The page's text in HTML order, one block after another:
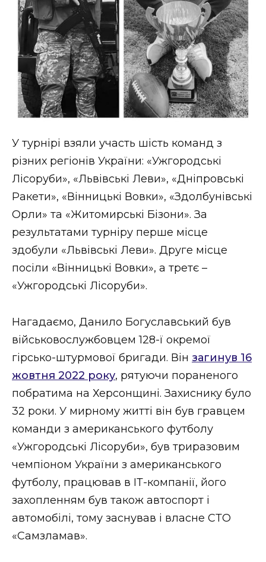
У турнірі взяли участь шість команд з
різних регіонів України: «Ужгородські
Лісоруби», «Львівські Леви», «Дніпровські
Ракети», «Вінницькі Вовки», «Здолбунівські
Орли» та «Житомирські Бізони». За
результатами турніру перше місце
здобули «Львівські Леви». Друге місце
посіли «Вінницькі Вовки», а третє –
«Ужгородські Лісоруби».
Нагадаємо, Данило Богуславський був
військовослужбовцем 128-ї окремої
гірсько-штурмової бригади. Він загинув 16
жовтня 2022 року, рятуючи пораненого
побратима на Херсонщині. Захиснику було
32 роки. У мирному житті він був гравцем
команди з американського футболу
«Ужгородські Лісоруби», був триразовим
чемпіоном України з американського
футболу, працював в ІТ-компанії, його
захопленням був також автоспорт і
автомобілі, тому заснував і власне СТО
«Самзламав».